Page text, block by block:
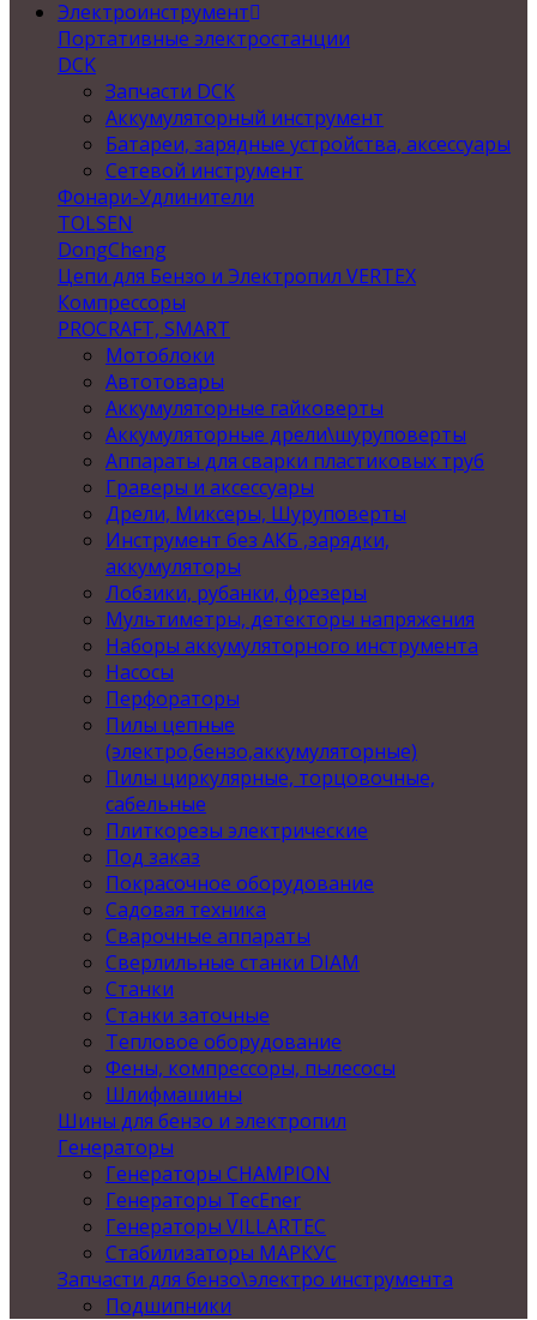
Электроинструмент
Портативные электростанции
DCK
Запчасти DCK
Аккумуляторный инструмент
Батареи, зарядные устройства, аксессуары
Сетевой инструмент
Фонари-Удлинители
TOLSEN
DongCheng
Цепи для Бензо и Электропил VERTEX
Компрессоры
PROCRAFT, SMART
Мотоблоки
Автотовары
Аккумуляторные гайковерты
Аккумуляторные дрели\шуруповерты
Аппараты для сварки пластиковых труб
Граверы и аксессуары
Дрели, Миксеры, Шуруповерты
Инструмент без АКБ ,зарядки,
аккумуляторы
Лобзики, рубанки, фрезеры
Мультиметры, детекторы напряжения
Наборы аккумуляторного инструмента
Насосы
Перфораторы
Пилы цепные
(электро,бензо,аккумуляторные)
Пилы циркулярные, торцовочные,
сабельные
Плиткорезы электрические
Под заказ
Покрасочное оборудование
Садовая техника
Сварочные аппараты
Сверлильные станки DIAM
Станки
Станки заточные
Тепловое оборудование
Фены, компрессоры, пылесосы
Шлифмашины
Шины для бензо и электропил
Генераторы
Генераторы CHAMPION
Генераторы TecEner
Генераторы VILLARTEC
Стабилизаторы МАРКУС
Запчасти для бензо\электро инструмента
Подшипники